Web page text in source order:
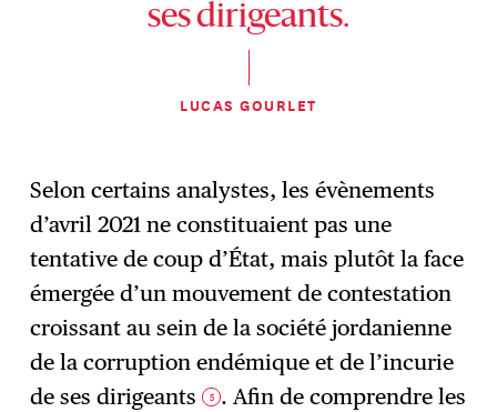
ses dirigeants.
LUCAS GOURLET
Selon certains analystes, les évènements
d’avril 2021 ne constituaient pas une
tentative de coup d’État, mais plutôt la face
émergée d’un mouvement de contestation
croissant au sein de la société jordanienne
de la corruption endémique et de l’incurie
de ses dirigeants 5 . Afin de comprendre les